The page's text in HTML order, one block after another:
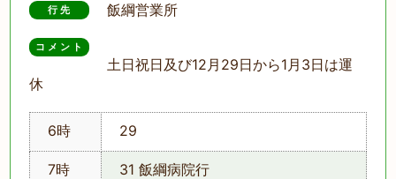
行先 飯綱営業所
コメント
土日祝日及び12月29日から1月3日は運
休
6時 29
7時 31 飯綱病院行